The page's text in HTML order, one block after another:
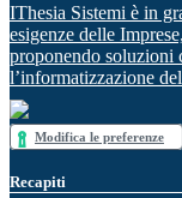
IThesia Sistemi è in
esigenze delle
proponendo soluzioni
l’informatizzazione
Modifica le preferenze
Recapiti